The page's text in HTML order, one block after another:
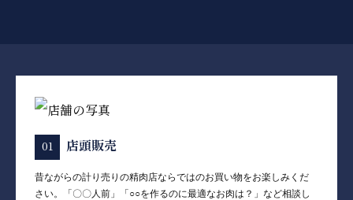
店頭販売
昔ながらの計り売りの精肉店ならではのお買い物をお楽しみくだ
さい。「〇〇人前」「○○を作るのに最適なお肉は？」など相談し